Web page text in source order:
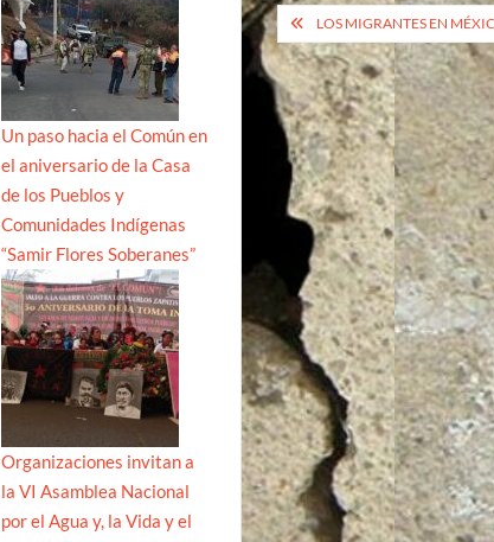
Navegación
de
entradas
LOS MIGRANTES EN
Un paso hacia el Común en
el aniversario de la Casa
de los Pueblos y
Comunidades Indígenas
“Samir Flores Soberanes”
Organizaciones invitan a
la VI Asamblea Nacional
por el Agua y, la Vida y el